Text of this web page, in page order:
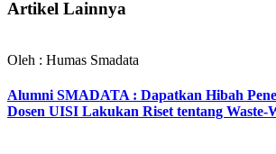
Artikel Lainnya
Oleh : Humas Smadata
Alumni SMADATA : Dapatkan Hibah
Dosen UISI Lakukan Riset tentang Waste-